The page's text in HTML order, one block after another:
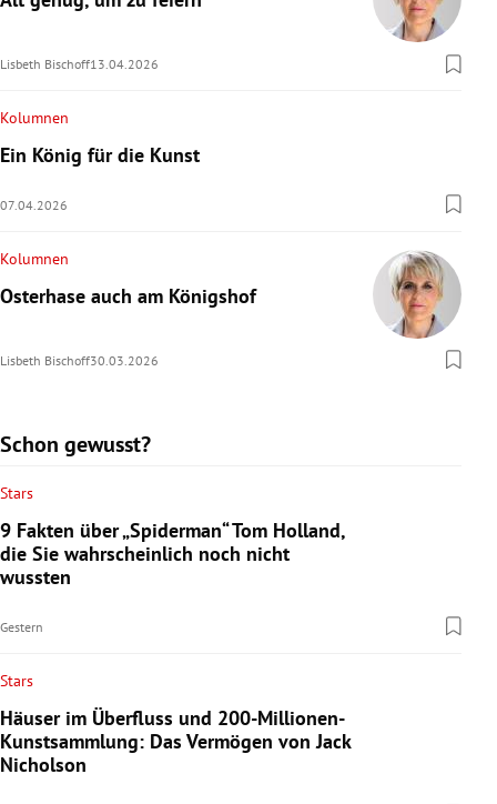
Lisbeth Bischoff13.04.2026
Kolumnen
Ein König für die Kunst
07.04.2026
Kolumnen
Osterhase auch am Königshof
Lisbeth Bischoff30.03.2026
Schon gewusst?
Stars
9 Fakten über „Spiderman“ Tom Holland,
die Sie wahrscheinlich noch nicht
wussten
Gestern
Stars
Häuser im Überfluss und 200-Millionen-
Kunstsammlung: Das Vermögen von Jack
Nicholson